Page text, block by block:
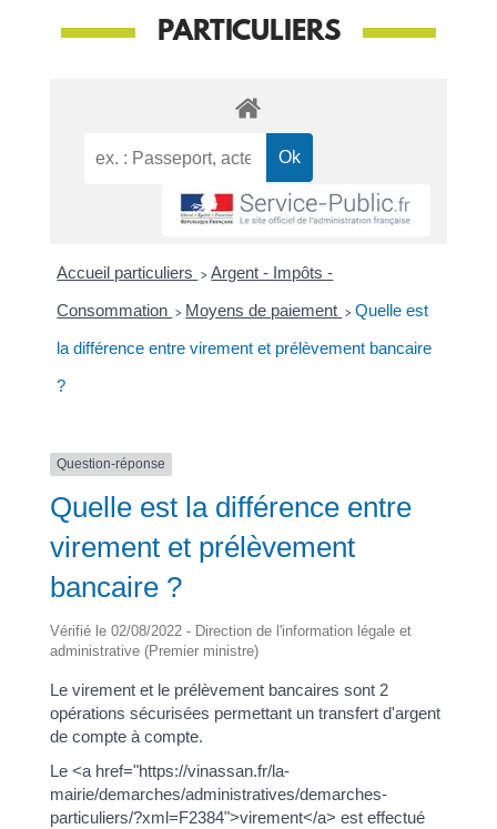
PARTICULIERS
Accueil particuliers > Argent - Impôts -
Consommation > Moyens de paiement > Quelle est
la différence entre virement et prélèvement bancaire
?
Question-réponse
Quelle est la différence entre
virement et prélèvement
bancaire ?
Vérifié le 02/08/2022 - Direction de l'information légale et
administrative (Premier ministre)
Le virement et le prélèvement bancaires sont 2
opérations sécurisées permettant un transfert d'argent
de compte à compte.
Le <a href="https://vinassan.fr/la-
mairie/demarches/administratives/demarches-
particuliers/?xml=F2384">virement</a> est effectué